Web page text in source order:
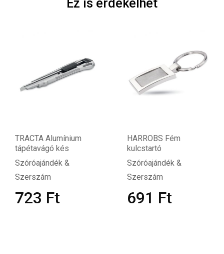
Ez is érdekelhet
TRACTA Alumínium
tápétavágó kés
Szóróajándék &
Szerszám
723 Ft
HARROBS Fém
kulcstartó
Szóróajándék &
Szerszám
691 Ft